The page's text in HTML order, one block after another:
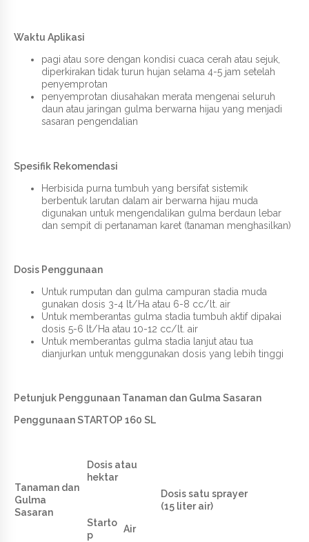
Waktu Aplikasi
pagi atau sore dengan kondisi cuaca cerah atau sejuk,
diperkirakan tidak turun hujan selama 4-5 jam setelah
penyemprotan
penyemprotan diusahakan merata mengenai seluruh
daun atau jaringan gulma berwarna hijau yang menjadi
sasaran pengendalian
Spesifik Rekomendasi
Herbisida purna tumbuh yang bersifat sistemik
berbentuk larutan dalam air berwarna hijau muda
digunakan untuk mengendalikan gulma berdaun lebar
dan sempit di pertanaman karet (tanaman menghasilkan)
Dosis Penggunaan
Untuk rumputan dan gulma campuran stadia muda
gunakan dosis 3-4 lt/Ha atau 6-8 cc/lt. air
Untuk memberantas gulma stadia tumbuh aktif dipakai
dosis 5-6 lt/Ha atau 10-12 cc/lt. air
Untuk memberantas gulma stadia lanjut atau tua
dianjurkan untuk menggunakan dosis yang lebih tinggi
Petunjuk Penggunaan Tanaman dan Gulma Sasaran
Penggunaan STARTOP 160 SL
Tanaman dan
Gulma
Sasaran
Dosis atau
hektar
Dosis satu sprayer
(15 liter air)
Starto
p
Air